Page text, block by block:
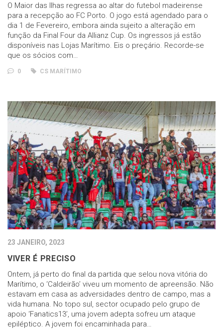
O Maior das Ilhas regressa ao altar do futebol madeirense
para a recepção ao FC Porto. O jogo está agendado para o
dia 1 de Fevereiro, embora ainda sujeito a alteração em
função da Final Four da Allianz Cup. Os ingressos já estão
disponíveis nas Lojas Marítimo. Eis o preçário. Recorde-se
que os sócios com…
0 CS MARÍTIMO
23 JANEIRO, 2023
VIVER É PRECISO
Ontem, já perto do final da partida que selou nova vitória do
Marítimo, o ‘Caldeirão’ viveu um momento de apreensão. Não
estavam em casa as adversidades dentro de campo, mas a
vida humana. No topo sul, sector ocupado pelo grupo de
apoio ‘Fanatics13’, uma jovem adepta sofreu um ataque
epiléptico. A jovem foi encaminhada para…